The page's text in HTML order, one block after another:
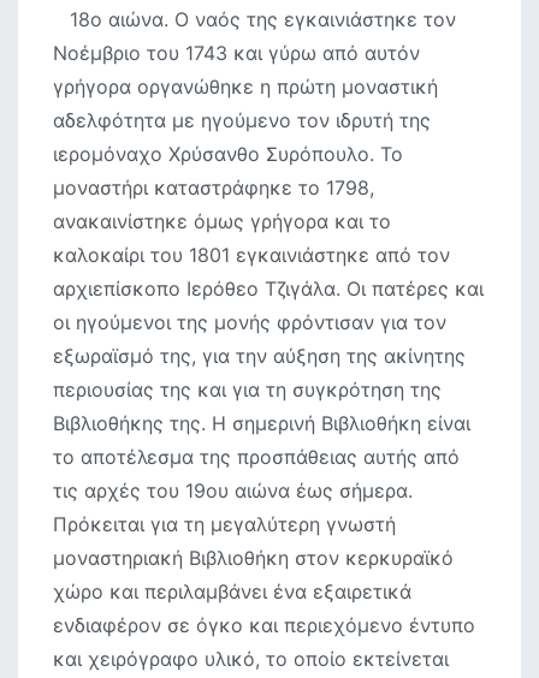
18ο αιώνα. Ο ναός της εγκαινιάστηκε τον
Νοέμβριο του 1743 και γύρω από αυτόν
γρήγορα οργανώθηκε η πρώτη μοναστική
αδελφότητα με ηγούμενο τον ιδρυτή της
ιερομόναχο Χρύσανθο Συρόπουλο. Το
μοναστήρι καταστράφηκε το 1798,
ανακαινίστηκε όμως γρήγορα και το
καλοκαίρι του 1801 εγκαινιάστηκε από τον
αρχιεπίσκοπο Ιερόθεο Τζιγάλα. Οι πατέρες και
οι ηγούμενοι της μονής φρόντισαν για τον
εξωραϊσμό της, για την αύξηση της ακίνητης
περιουσίας της και για τη συγκρότηση της
Βιβλιοθήκης της. Η σημερινή Βιβλιοθήκη είναι
το αποτέλεσμα της προσπάθειας αυτής από
τις αρχές του 19ου αιώνα έως σήμερα.
Πρόκειται για τη μεγαλύτερη γνωστή
μοναστηριακή Βιβλιοθήκη στον κερκυραϊκό
χώρο και περιλαμβάνει ένα εξαιρετικά
ενδιαφέρον σε όγκο και περιεχόμενο έντυπο
και χειρόγραφο υλικό, το οποίο εκτείνεται